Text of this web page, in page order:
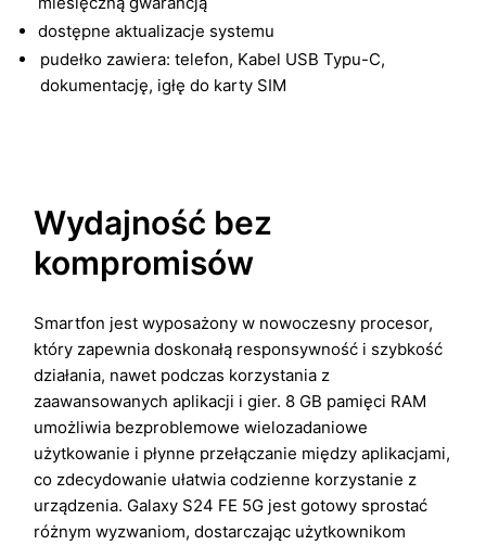
dostępne aktualizacje systemu
pudełko zawiera: telefon, Kabel USB Typu-C,
dokumentację, igłę do karty SIM
Wydajność bez
kompromisów
Smartfon jest wyposażony w nowoczesny procesor,
który zapewnia doskonałą responsywność i szybkość
działania, nawet podczas korzystania z
zaawansowanych aplikacji i gier. 8 GB pamięci RAM
umożliwia bezproblemowe wielozadaniowe
użytkowanie i płynne przełączanie między aplikacjami,
co zdecydowanie ułatwia codzienne korzystanie z
urządzenia. Galaxy S24 FE 5G jest gotowy sprostać
różnym wyzwaniom, dostarczając użytkownikom